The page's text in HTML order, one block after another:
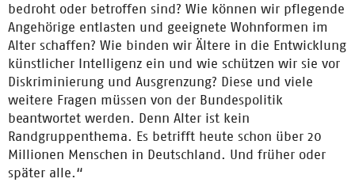
bedroht oder betroffen sind? Wie können wir pflegende
Angehörige entlasten und geeignete Wohnformen im
Alter schaffen? Wie binden wir Ältere in die Entwicklung
künstlicher Intelligenz ein und wie schützen wir sie vor
Diskriminierung und Ausgrenzung? Diese und viele
weitere Fragen müssen von der Bundespolitik
beantwortet werden. Denn Alter ist kein
Randgruppenthema. Es betrifft heute schon über 20
Millionen Menschen in Deutschland. Und früher oder
später alle.“